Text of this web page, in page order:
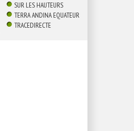
SUR LES HAUTEURS
TERRA ANDINA EQUATEUR
TRACEDIRECTE